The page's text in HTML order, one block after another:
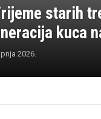
starih
kuca
2026.